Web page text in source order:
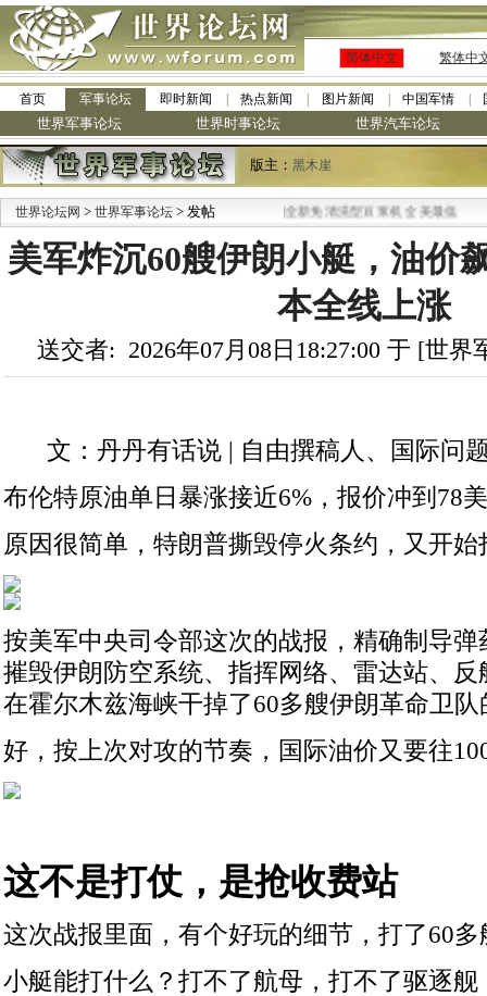
简体中文 繁体中
首页 军事论坛 即时新闻 热点新闻 图片新闻 中国军情
世界军事论坛 世界时事论坛 世界汽车论坛
版主： 黑木崖
世界论坛网 > 世界军事论坛 > 发帖
·九阳全新免清洗型豆浆机 全美最低
美军炸沉60艘伊朗小艇，油价
本全线上涨
送交者: 2026年07月08日18:27:00 于 [世
文：丹丹有话说 | 自由撰稿人、国际问
布伦特原油单日暴涨接近6%，报价冲到78
原因很简单，特朗普撕毁停火条约，又开始
按美军中央司令部这次的战报，精确制导
摧毁伊朗防空系统、指挥网络、雷达站、
在霍尔木兹海峡干掉了60多艘伊朗革命卫队
好，按上次对攻的节奏，国际油价又要往
这不是打仗，是抢收费站
这次战报里面，有个好玩的细节，打了60多
小艇能打什么？打不了航母，打不了驱逐